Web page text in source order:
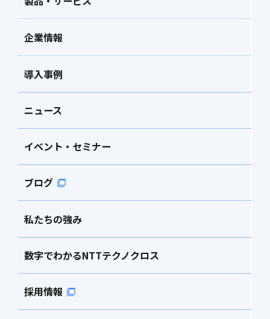
企業情報
導入事例
ニュース
イベント・セミナー
ブログ
私たちの強み
数字でわかるNTTテクノクロス
採用情報